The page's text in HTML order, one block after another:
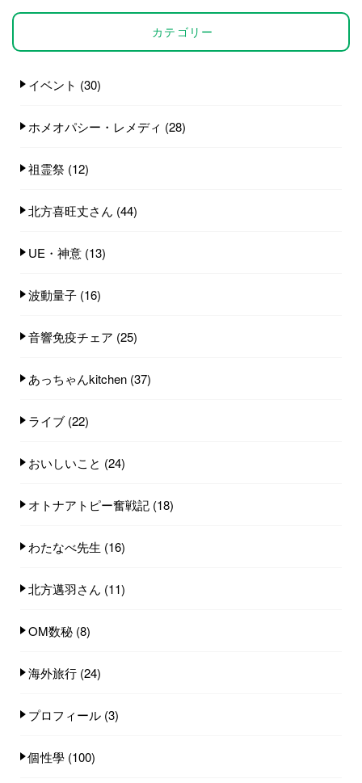
カテゴリー
イベント (30)
ホメオパシー・レメディ (28)
祖霊祭 (12)
北方喜旺丈さん (44)
UE・神意 (13)
波動量子 (16)
音響免疫チェア (25)
あっちゃんkitchen (37)
ライブ (22)
おいしいこと (24)
オトナアトピー奮戦記 (18)
わたなべ先生 (16)
北方邁羽さん (11)
OM数秘 (8)
海外旅行 (24)
プロフィール (3)
個性學 (100)